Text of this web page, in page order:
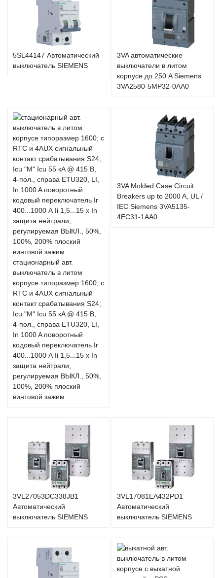
5SL44147 Автоматический
выключатель SIEMENS
3VA автоматические
выключатели в литом
корпусе до 250 A Siemens
3VA2580-5MP32-0AA0
стационарный авт.
выключатель в литом
корпусе типоразмер 1600; с
RTC и 4AUX сигнальный
контакт срабатывания S24;
Icu "M" Icu 55 кA @ 415 В,
4-пол., справа ETU320, LI,
In 1000 A поворотный
кодовый переключатель Ir
400...1000 А Ii 1,5...15 x In
защита нейтрали,
регулируемая ВЫКЛ., 50%,
100%, 200% плоский
винтовой зажим
3VA Molded Case Circuit
Breakers up to 2000 A, UL /
IEC Siemens 3VA5135-
4EC31-1AA0
3VL27053DC338JB1
Автоматический
выключатель SIEMENS
3VL17081EA432PD1
Автоматический
выключатель SIEMENS